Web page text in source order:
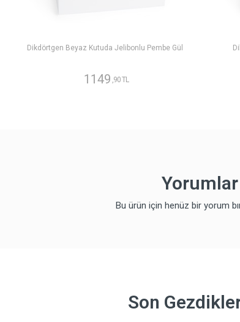
Dikdörtgen Beyaz Kutuda Jelibonlu Pembe Gül
1149 ,90 TL
Yorumlar
Bu ürün için henüz bir yorum
Son